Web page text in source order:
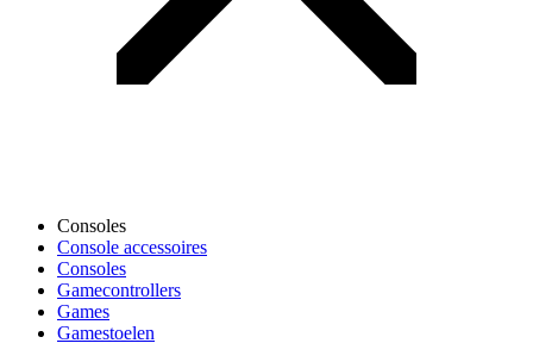
Consoles
Console accessoires
Consoles
Gamecontrollers
Games
Gamestoelen